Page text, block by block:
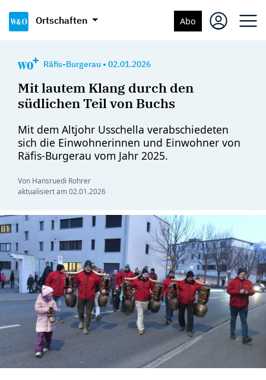
Ortschaften Abo
Räfis-Burgerau • 02.01.2026
Mit lautem Klang durch den
südlichen Teil von Buchs
Mit dem Altjohr Usschella verabschiedeten
sich die Einwohnerinnen und Einwohner von
Räfis-Burgerau vom Jahr 2025.
Von Hansruedi Rohrer
aktualisiert am02.01.2026